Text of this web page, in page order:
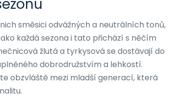
směsici odvážných a neutrálních tonů,
každá sezona i tato přichází s něčím
žlutá a tyrkysová se dostávají do
dobrodružstvím a lehkostí.
obzvláště mezi mladší generací, která